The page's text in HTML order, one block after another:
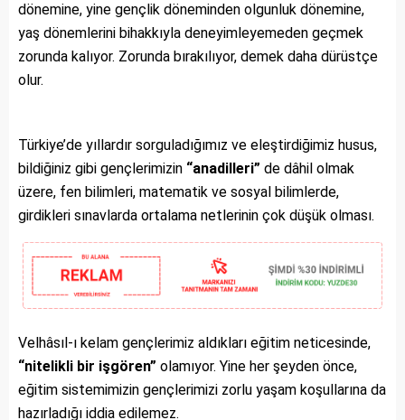
dönemine, yine gençlik döneminden olgunluk dönemine,
yaş dönemlerini bihakkıyla deneyimleyemeden geçmek
zorunda kalıyor. Zorunda bırakılıyor, demek daha dürüstçe
olur.
Türkiye’de yıllardır sorguladığımız ve eleştirdiğimiz husus,
bildiğiniz gibi gençlerimizin “anadilleri” de dâhil olmak
üzere, fen bilimleri, matematik ve sosyal bilimlerde,
girdikleri sınavlarda ortalama netlerinin çok düşük olması.
Velhâsıl-ı kelam gençlerimiz aldıkları eğitim neticesinde,
“nitelikli bir işgören” olamıyor. Yine her şeyden önce,
eğitim sistemimizin gençlerimizi zorlu yaşam koşullarına da
hazırladığı iddia edilemez.